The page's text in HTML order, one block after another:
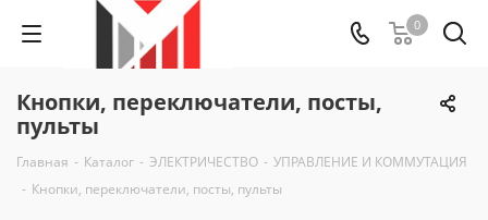
0
Кнопки, переключатели, посты,
пульты
Главная - Каталог - ЭЛЕКТРИЧЕСТВО - УПРАВЛЕНИЕ И КОММУТАЦИЯ
- Кнопки, переключатели, посты, пульты